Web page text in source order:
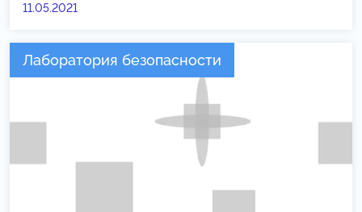
11.05.2021
Лаборатория безопасности